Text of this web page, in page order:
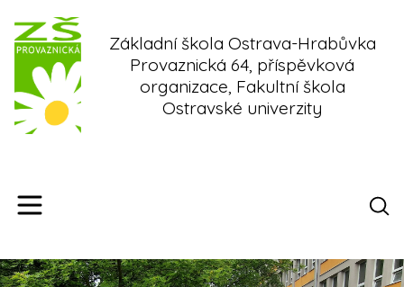
content
Základní škola Ostrava-Hrabůvka
Provaznická 64, příspěvková
organizace, Fakultní škola
Ostravské univerzity